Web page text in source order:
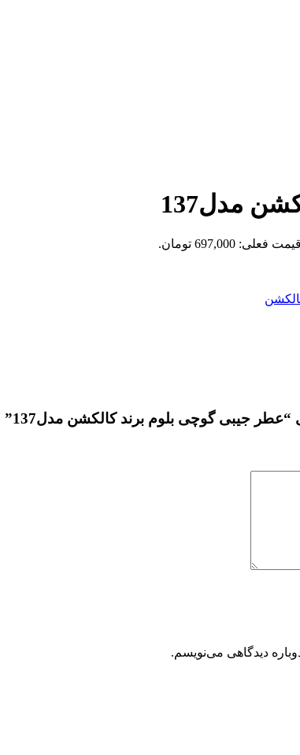
مدل137
قیمت فعلی: 697,000 تومان.
جیبی گوچی بلوم برند کالکشن مدل137”
دیدگاهی می‌نویسم.